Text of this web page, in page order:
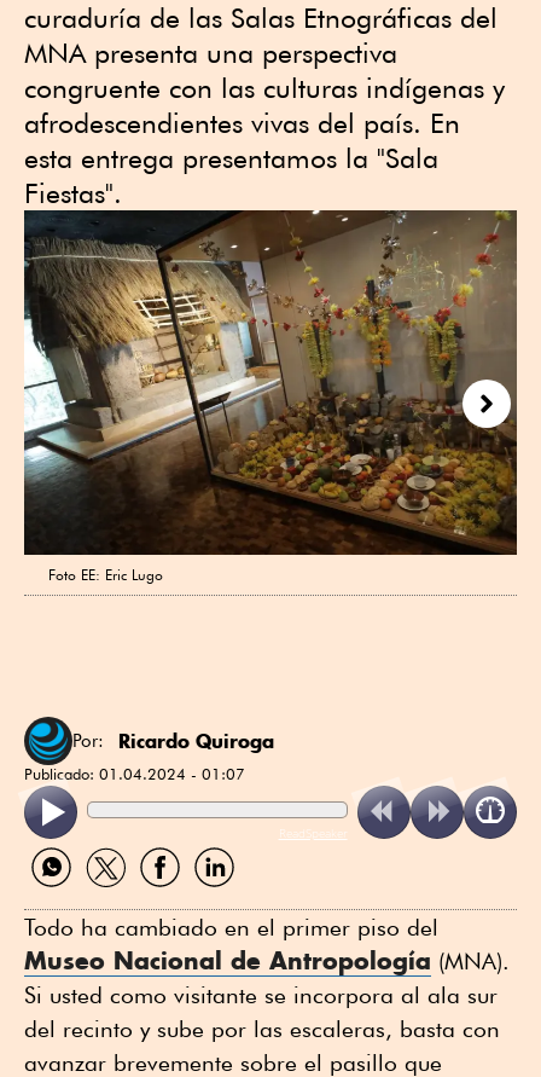
curaduría de las Salas Etnográficas del
MNA presenta una perspectiva
congruente con las culturas indígenas y
afrodescendientes vivas del país. En
esta entrega presentamos la "Sala
Fiestas".
Foto EE: Eric Lugo
Next
Por: Ricardo Quiroga
Publicado: 01.04.2024 - 01:07
ReadSpeaker
Compartir
por
Compartir
por
Compartir
por
Compartir
por
Todo ha cambiado en el primer piso del
Museo Nacional de Antropología (MNA).
Si usted como visitante se incorpora al ala sur
del recinto y sube por las escaleras, basta con
avanzar brevemente sobre el pasillo que